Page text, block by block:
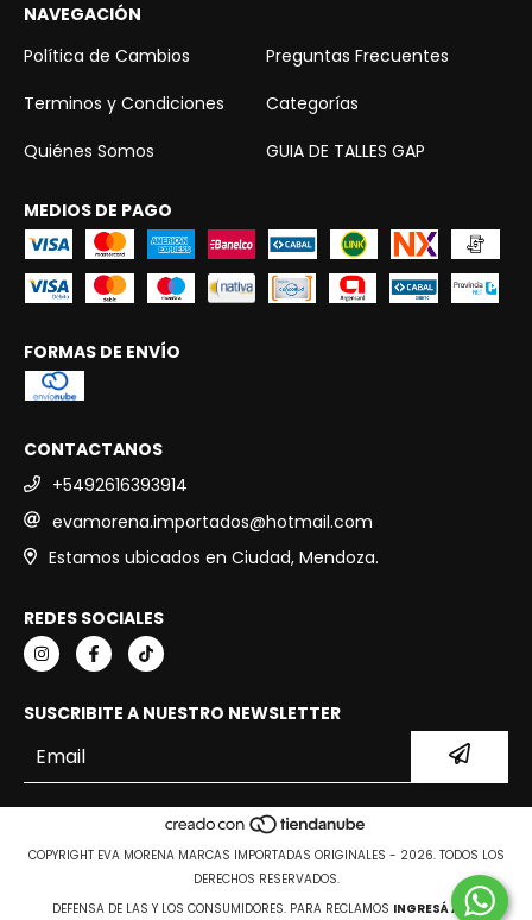
NAVEGACIÓN
Política de Cambios
Preguntas Frecuentes
Terminos y Condiciones
Categorías
Quiénes Somos
GUIA DE TALLES GAP
MEDIOS DE PAGO
FORMAS DE ENVÍO
CONTACTANOS
+5492616393914
evamorena.importados@hotmail.com
Estamos ubicados en Ciudad, Mendoza.
REDES SOCIALES
SUSCRIBITE A NUESTRO NEWSLETTER
COPYRIGHT EVA MORENA MARCAS IMPORTADAS ORIGINALES - 2026. TODOS LOS
DERECHOS RESERVADOS.
DEFENSA DE LAS Y LOS CONSUMIDORES. PARA RECLAMOS INGRESÁ ACÁ.